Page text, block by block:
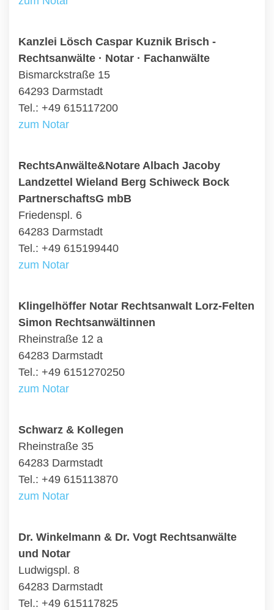
Kanzlei Lösch Caspar Kuznik Brisch -
Rechtsanwälte · Notar · Fachanwälte
Bismarckstraße 15
64293 Darmstadt
Tel.: +49 615117200
zum Notar
RechtsAnwälte&Notare Albach Jacoby
Landzettel Wieland Berg Schiweck Bock
PartnerschaftsG mbB
Friedenspl. 6
64283 Darmstadt
Tel.: +49 615199440
zum Notar
Klingelhöffer Notar Rechtsanwalt Lorz-Felten
Simon Rechtsanwältinnen
Rheinstraße 12 a
64283 Darmstadt
Tel.: +49 6151270250
zum Notar
Schwarz & Kollegen
Rheinstraße 35
64283 Darmstadt
Tel.: +49 615113870
zum Notar
Dr. Winkelmann & Dr. Vogt Rechtsanwälte
und Notar
Ludwigspl. 8
64283 Darmstadt
Tel.: +49 615117825